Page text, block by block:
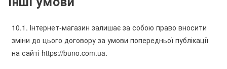
10.1. Інтернет-магазин залишає за собою право вносити
зміни до цього договору за умови попередньої публікації
на сайті https://buno.com.ua.